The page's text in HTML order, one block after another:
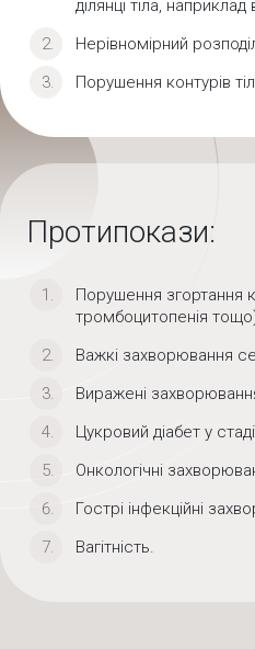
ділянці тіла,
Нерівномірний
Порушення контурів
Протипокази:
Порушення згортання
тромбоцитопенія
Важкі захворювання
Виражені
Цукровий діабет у
Онкологічні
Гострі інфекційні
Вагітність.